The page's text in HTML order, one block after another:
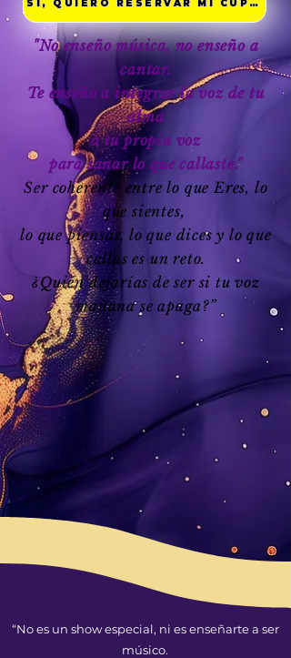
SÍ, QUIERO RESERVAR MI CUPO
"No enseño música, no enseño a
cantar.
Te enseño a integrar la voz de tu
alma
a tu propia voz
para sanar lo que callaste."
Ser coherente entre lo que Eres, lo
que sientes,
lo que piensas, lo que dices y lo que
callas es un reto.
¿Quién dejarías de ser si tu voz
mañana se apaga?”
“No es un show especial, ni es enseñarte a ser
músico.